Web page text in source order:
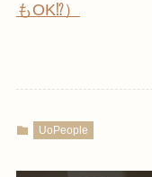
もOK⁉︎）
UoPeople